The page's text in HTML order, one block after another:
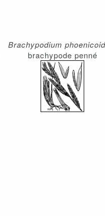
Brachypodium
brachypode penné